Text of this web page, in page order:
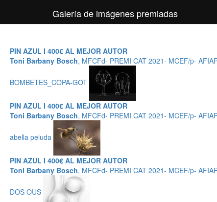
Galería de imágenes premiadas
PIN AZUL I 400€ AL MEJOR AUTOR
Toni Barbany Bosch, MFCFd- PREMI CAT 2021- MCEF/p-
BOMBETES_COPA-GOT
PIN AZUL I 400€ AL MEJOR AUTOR
Toni Barbany Bosch, MFCFd- PREMI CAT 2021- MCEF/p-
abella peluda
PIN AZUL I 400€ AL MEJOR AUTOR
Toni Barbany Bosch, MFCFd- PREMI CAT 2021- MCEF/p-
DOS OUS